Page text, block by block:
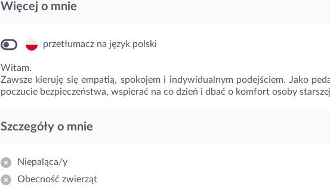
Więcej o mnie
przetłumacz na język polski
Witam.
Zawsze kieruję się empatią, spokojem i indywidualnym podejściem. Jako
poczucie bezpieczeństwa, wspierać na co dzień i dbać o komfort osoby
Szczegóły o mnie
Niepaląca/y
Obecność zwierząt